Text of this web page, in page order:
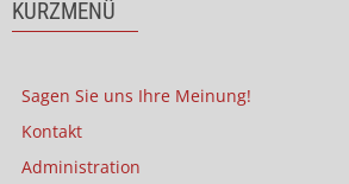
KURZMENÜ
Sagen Sie uns Ihre Meinung!
Kontakt
Administration